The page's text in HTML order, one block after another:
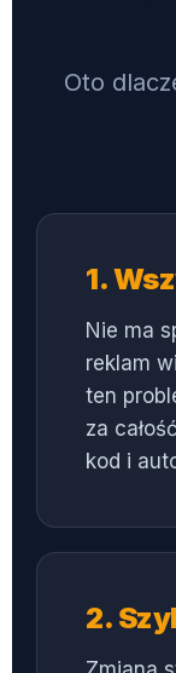
Oto
1.
Nie ma
reklam
ten
za
kod i
2.